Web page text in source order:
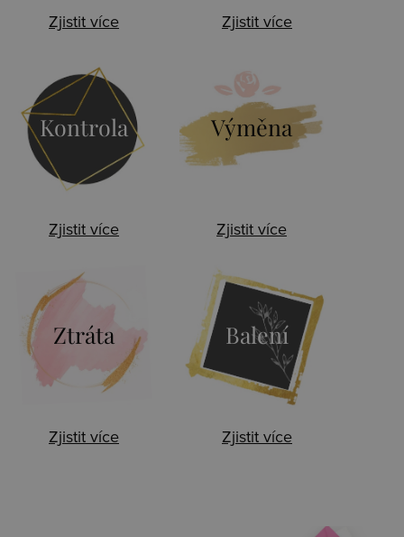
Zjistit více Zjistit více
Kontrola
Zjistit více
Výměna
Zjistit více
Ztráta
Zjistit více
Balení
Zjistit více